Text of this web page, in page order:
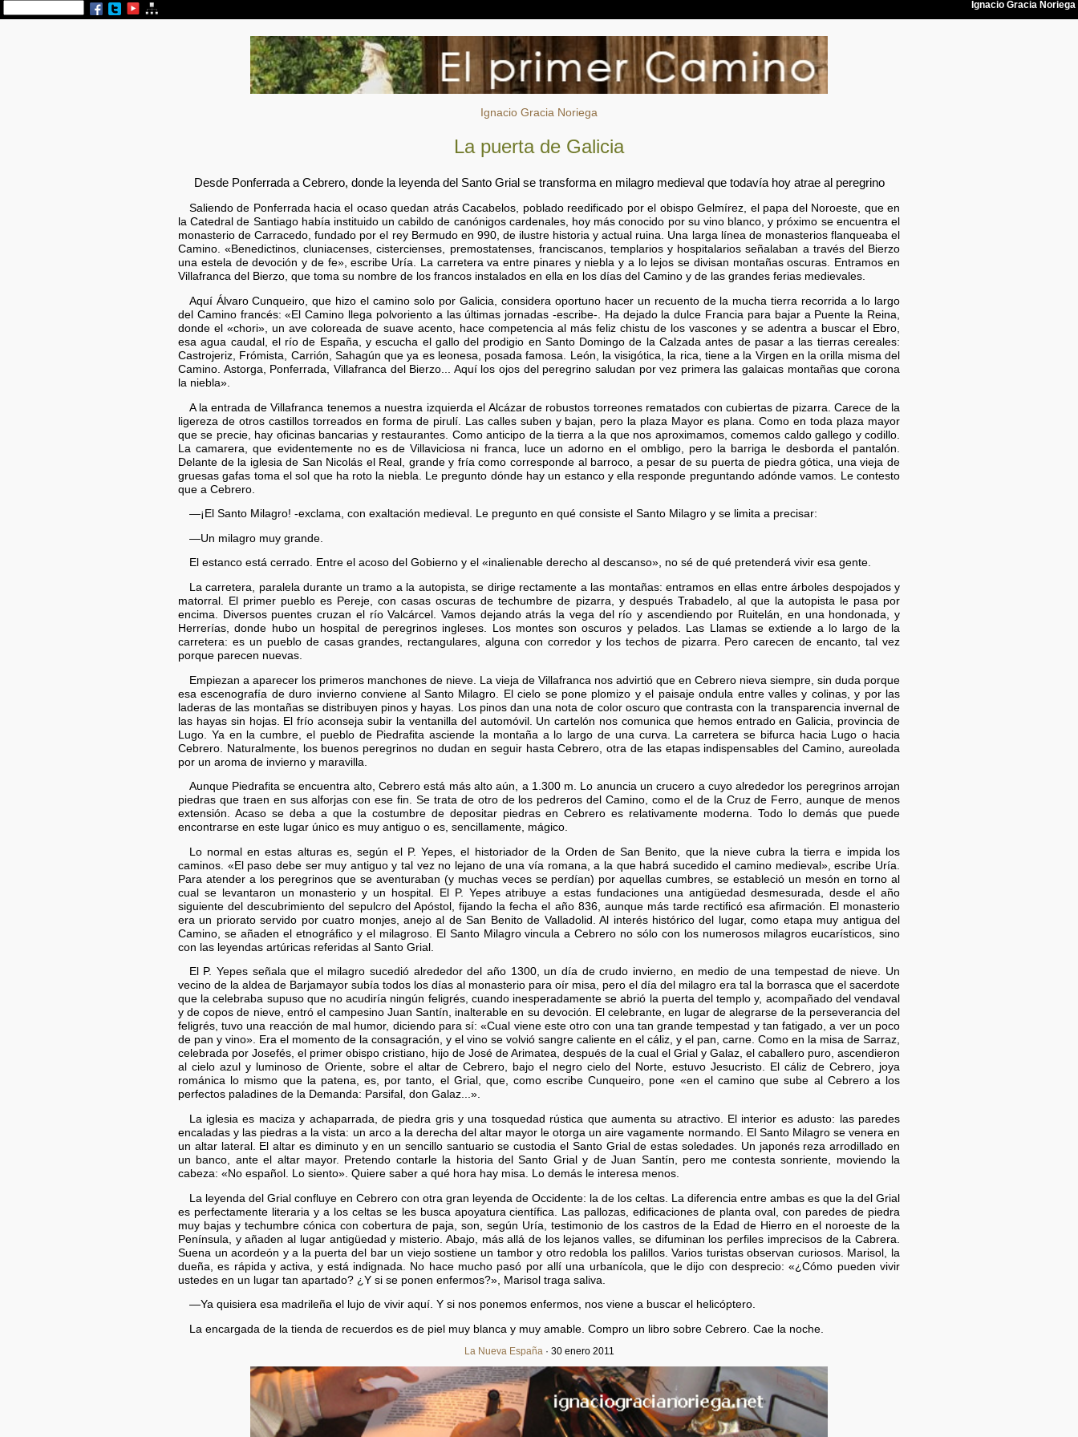
Ignacio Gracia Noriega
La puerta de Galicia
Desde Ponferrada a Cebrero, donde la leyenda del Santo Grial se transforma en milagro medieval que todavía hoy atrae al peregrino
Saliendo de Ponferrada hacia el ocaso quedan atrás Cacabelos, poblado reedificado por el obispo Gelmírez, el papa del Noroeste, que en
la Catedral de Santiago había instituido un cabildo de canónigos cardenales, hoy más conocido por su vino blanco, y próximo se encuentra el
monasterio de Carracedo, fundado por el rey Bermudo en 990, de ilustre historia y actual ruina. Una larga línea de monasterios flanqueaba el
Camino. «Benedictinos, cluniacenses, cistercienses, premostatenses, franciscanos, templarios y hospitalarios señalaban a través del Bierzo
una estela de devoción y de fe», escribe Uría. La carretera va entre pinares y niebla y a lo lejos se divisan montañas oscuras. Entramos en
Villafranca del Bierzo, que toma su nombre de los francos instalados en ella en los días del Camino y de las grandes ferias medievales.
Aquí Álvaro Cunqueiro, que hizo el camino solo por Galicia, considera oportuno hacer un recuento de la mucha tierra recorrida a lo largo
del Camino francés: «El Camino llega polvoriento a las últimas jornadas -escribe-. Ha dejado la dulce Francia para bajar a Puente la Reina,
donde el «chori», un ave coloreada de suave acento, hace competencia al más feliz chistu de los vascones y se adentra a buscar el Ebro,
esa agua caudal, el río de España, y escucha el gallo del prodigio en Santo Domingo de la Calzada antes de pasar a las tierras cereales:
Castrojeriz, Frómista, Carrión, Sahagún que ya es leonesa, posada famosa. León, la visigótica, la rica, tiene a la Virgen en la orilla misma del
Camino. Astorga, Ponferrada, Villafranca del Bierzo... Aquí los ojos del peregrino saludan por vez primera las galaicas montañas que corona
la niebla».
A la entrada de Villafranca tenemos a nuestra izquierda el Alcázar de robustos torreones rematados con cubiertas de pizarra. Carece de la
ligereza de otros castillos torreados en forma de pirulí. Las calles suben y bajan, pero la plaza Mayor es plana. Como en toda plaza mayor
que se precie, hay oficinas bancarias y restaurantes. Como anticipo de la tierra a la que nos aproximamos, comemos caldo gallego y codillo.
La camarera, que evidentemente no es de Villaviciosa ni franca, luce un adorno en el ombligo, pero la barriga le desborda el pantalón.
Delante de la iglesia de San Nicolás el Real, grande y fría como corresponde al barroco, a pesar de su puerta de piedra gótica, una vieja de
gruesas gafas toma el sol que ha roto la niebla. Le pregunto dónde hay un estanco y ella responde preguntando adónde vamos. Le contesto
que a Cebrero.
—¡El Santo Milagro! -exclama, con exaltación medieval. Le pregunto en qué consiste el Santo Milagro y se limita a precisar:
—Un milagro muy grande.
El estanco está cerrado. Entre el acoso del Gobierno y el «inalienable derecho al descanso», no sé de qué pretenderá vivir esa gente.
La carretera, paralela durante un tramo a la autopista, se dirige rectamente a las montañas: entramos en ellas entre árboles despojados y
matorral. El primer pueblo es Pereje, con casas oscuras de techumbre de pizarra, y después Trabadelo, al que la autopista le pasa por
encima. Diversos puentes cruzan el río Valcárcel. Vamos dejando atrás la vega del río y ascendiendo por Ruitelán, en una hondonada, y
Herrerías, donde hubo un hospital de peregrinos ingleses. Los montes son oscuros y pelados. Las Llamas se extiende a lo largo de la
carretera: es un pueblo de casas grandes, rectangulares, alguna con corredor y los techos de pizarra. Pero carecen de encanto, tal vez
porque parecen nuevas.
Empiezan a aparecer los primeros manchones de nieve. La vieja de Villafranca nos advirtió que en Cebrero nieva siempre, sin duda porque
esa escenografía de duro invierno conviene al Santo Milagro. El cielo se pone plomizo y el paisaje ondula entre valles y colinas, y por las
laderas de las montañas se distribuyen pinos y hayas. Los pinos dan una nota de color oscuro que contrasta con la transparencia invernal de
las hayas sin hojas. El frío aconseja subir la ventanilla del automóvil. Un cartelón nos comunica que hemos entrado en Galicia, provincia de
Lugo. Ya en la cumbre, el pueblo de Piedrafita asciende la montaña a lo largo de una curva. La carretera se bifurca hacia Lugo o hacia
Cebrero. Naturalmente, los buenos peregrinos no dudan en seguir hasta Cebrero, otra de las etapas indispensables del Camino, aureolada
por un aroma de invierno y maravilla.
Aunque Piedrafita se encuentra alto, Cebrero está más alto aún, a 1.300 m. Lo anuncia un crucero a cuyo alrededor los peregrinos arrojan
piedras que traen en sus alforjas con ese fin. Se trata de otro de los pedreros del Camino, como el de la Cruz de Ferro, aunque de menos
extensión. Acaso se deba a que la costumbre de depositar piedras en Cebrero es relativamente moderna. Todo lo demás que puede
encontrarse en este lugar único es muy antiguo o es, sencillamente, mágico.
Lo normal en estas alturas es, según el P. Yepes, el historiador de la Orden de San Benito, que la nieve cubra la tierra e impida los
caminos. «El paso debe ser muy antiguo y tal vez no lejano de una vía romana, a la que habrá sucedido el camino medieval», escribe Uría.
Para atender a los peregrinos que se aventuraban (y muchas veces se perdían) por aquellas cumbres, se estableció un mesón en torno al
cual se levantaron un monasterio y un hospital. El P. Yepes atribuye a estas fundaciones una antigüedad desmesurada, desde el año
siguiente del descubrimiento del sepulcro del Apóstol, fijando la fecha el año 836, aunque más tarde rectificó esa afirmación. El monasterio
era un priorato servido por cuatro monjes, anejo al de San Benito de Valladolid. Al interés histórico del lugar, como etapa muy antigua del
Camino, se añaden el etnográfico y el milagroso. El Santo Milagro vincula a Cebrero no sólo con los numerosos milagros eucarísticos, sino
con las leyendas artúricas referidas al Santo Grial.
El P. Yepes señala que el milagro sucedió alrededor del año 1300, un día de crudo invierno, en medio de una tempestad de nieve. Un
vecino de la aldea de Barjamayor subía todos los días al monasterio para oír misa, pero el día del milagro era tal la borrasca que el sacerdote
que la celebraba supuso que no acudiría ningún feligrés, cuando inesperadamente se abrió la puerta del templo y, acompañado del vendaval
y de copos de nieve, entró el campesino Juan Santín, inalterable en su devoción. El celebrante, en lugar de alegrarse de la perseverancia del
feligrés, tuvo una reacción de mal humor, diciendo para sí: «Cual viene este otro con una tan grande tempestad y tan fatigado, a ver un poco
de pan y vino». Era el momento de la consagración, y el vino se volvió sangre caliente en el cáliz, y el pan, carne. Como en la misa de Sarraz,
celebrada por Josefés, el primer obispo cristiano, hijo de José de Arimatea, después de la cual el Grial y Galaz, el caballero puro, ascendieron
al cielo azul y luminoso de Oriente, sobre el altar de Cebrero, bajo el negro cielo del Norte, estuvo Jesucristo. El cáliz de Cebrero, joya
románica lo mismo que la patena, es, por tanto, el Grial, que, como escribe Cunqueiro, pone «en el camino que sube al Cebrero a los
perfectos paladines de la Demanda: Parsifal, don Galaz...».
La iglesia es maciza y achaparrada, de piedra gris y una tosquedad rústica que aumenta su atractivo. El interior es adusto: las paredes
encaladas y las piedras a la vista: un arco a la derecha del altar mayor le otorga un aire vagamente normando. El Santo Milagro se venera en
un altar lateral. El altar es diminuto y en un sencillo santuario se custodia el Santo Grial de estas soledades. Un japonés reza arrodillado en
un banco, ante el altar mayor. Pretendo contarle la historia del Santo Grial y de Juan Santín, pero me contesta sonriente, moviendo la
cabeza: «No español. Lo siento». Quiere saber a qué hora hay misa. Lo demás le interesa menos.
La leyenda del Grial confluye en Cebrero con otra gran leyenda de Occidente: la de los celtas. La diferencia entre ambas es que la del Grial
es perfectamente literaria y a los celtas se les busca apoyatura científica. Las pallozas, edificaciones de planta oval, con paredes de piedra
muy bajas y techumbre cónica con cobertura de paja, son, según Uría, testimonio de los castros de la Edad de Hierro en el noroeste de la
Península, y añaden al lugar antigüedad y misterio. Abajo, más allá de los lejanos valles, se difuminan los perfiles imprecisos de la Cabrera.
Suena un acordeón y a la puerta del bar un viejo sostiene un tambor y otro redobla los palillos. Varios turistas observan curiosos. Marisol, la
dueña, es rápida y activa, y está indignada. No hace mucho pasó por allí una urbanícola, que le dijo con desprecio: «¿Cómo pueden vivir
ustedes en un lugar tan apartado? ¿Y si se ponen enfermos?», Marisol traga saliva.
—Ya quisiera esa madrileña el lujo de vivir aquí. Y si nos ponemos enfermos, nos viene a buscar el helicóptero.
La encargada de la tienda de recuerdos es de piel muy blanca y muy amable. Compro un libro sobre Cebrero. Cae la noche.
La Nueva España · 30 enero 2011